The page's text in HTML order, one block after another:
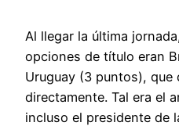
Al llegar la última
opciones de título eran
Uruguay (3 puntos), que
directamente. Tal era el
incluso el presidente de